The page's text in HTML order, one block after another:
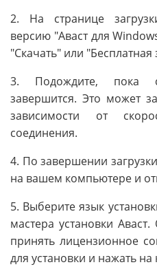
2. На странице
версию "Аваст для
"Скачать" или "Бесплатная
3. Подождите, пока
завершится. Это может
зависимости от
соединения.
4. По завершении
на вашем компьютере и
5. Выберите язык
мастера установки
принять лицензионное
для установки и нажать на